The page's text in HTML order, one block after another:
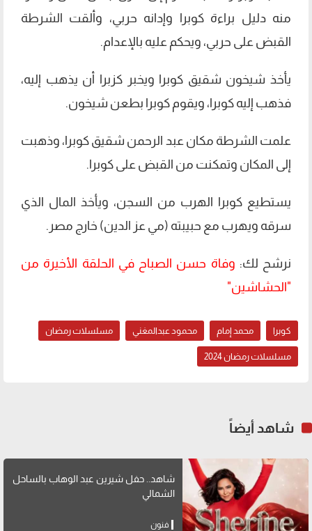
منه دليل براءة كوبرا وإدانه حربي، وألقت الشرطة
القبض على حربي، ويحكم عليه بالإعدام.
يأخذ شيخون شقيق كوبرا ويخبر كزبرا أن يذهب إليه،
فذهب إليه كوبرا، ويقوم كوبرا بطعن شيخون.
علمت الشرطة مكان عبد الرحمن شقيق كوبرا، وذهبت
إلى المكان وتمكنت من القبض على كوبرا.
يستطيع كوبرا الهرب من السجن، ويأخذ المال الذي
سرقه ويهرب مع حبيبته (مي عز الدين) خارج مصر.
نرشح لك: وفاة حسن الصباح في الحلقة الأخيرة من
"الحشاشين"
كوبرا محمد إمام محمود عبدالمغني مسلسلات رمضان
مسلسلات رمضان 2024
شاهد أيضاً
شاهد.. حفل شيرين عبد الوهاب بالساحل
الشمالي
فنون